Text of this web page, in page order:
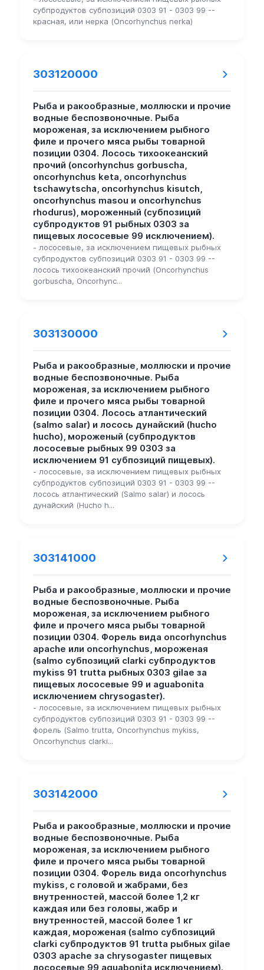
субпродуктов субпозиций 0303 91 - 0303 99 --
красная, или нерка (Oncorhynchus nerka)
303120000
Рыба и ракообразные, моллюски и прочие
водные беспозвоночные. Рыба
мороженая, за исключением рыбного
филе и прочего мяса рыбы товарной
позиции 0304. Лосось тихоокеанский
прочий (oncorhynchus gorbuscha,
oncorhynchus keta, oncorhynchus
tschawytscha, oncorhynchus kisutch,
oncorhynchus masou и oncorhynchus
rhodurus), мороженный (субпозиций
субпродуктов 91 рыбных 0303 за
пищевых лососевые 99 исключением).
- лососевые, за исключением пищевых рыбных
субпродуктов субпозиций 0303 91 - 0303 99 --
лосось тихоокеанский прочий (Oncorhynchus
gorbuscha, Oncorhync...
303130000
Рыба и ракообразные, моллюски и прочие
водные беспозвоночные. Рыба
мороженая, за исключением рыбного
филе и прочего мяса рыбы товарной
позиции 0304. Лосось атлантический
(salmo salar) и лосось дунайский (hucho
hucho), мороженый (субпродуктов
лососевые рыбных 99 0303 за
исключением 91 субпозиций пищевых).
- лососевые, за исключением пищевых рыбных
субпродуктов субпозиций 0303 91 - 0303 99 --
лосось атлантический (Salmo salar) и лосось
дунайский (Hucho h...
303141000
Рыба и ракообразные, моллюски и прочие
водные беспозвоночные. Рыба
мороженая, за исключением рыбного
филе и прочего мяса рыбы товарной
позиции 0304. Форель вида oncorhynchus
apache или oncorhynchus, мороженая
(salmo субпозиций clarki субпродуктов
mykiss 91 trutta рыбных 0303 gilae за
пищевых лососевые 99 и aguabonita
исключением chrysogaster).
- лососевые, за исключением пищевых рыбных
субпродуктов субпозиций 0303 91 - 0303 99 --
форель (Salmo trutta, Oncorhynchus mykiss,
Oncorhynchus clarki...
303142000
Рыба и ракообразные, моллюски и прочие
водные беспозвоночные. Рыба
мороженая, за исключением рыбного
филе и прочего мяса рыбы товарной
позиции 0304. Форель вида oncorhynchus
mykiss, с головой и жабрами, без
внутренностей, массой более 1,2 кг
каждая или без головы, жабр и
внутренностей, массой более 1 кг
каждая, мороженая (salmo субпозиций
clarki субпродуктов 91 trutta рыбных gilae
0303 apache за chrysogaster пищевых
лососевые 99 aguabonita исключением).